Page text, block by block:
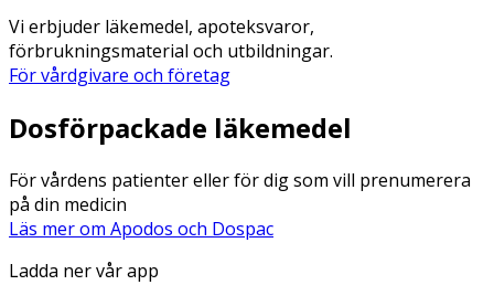
Vi erbjuder läkemedel, apoteksvaror,
förbrukningsmaterial och utbildningar.
För vårdgivare och företag
Dosförpackade läkemedel
För vårdens patienter eller för dig som vill prenumerera
på din medicin
Läs mer om Apodos och Dospac
Ladda ner vår app